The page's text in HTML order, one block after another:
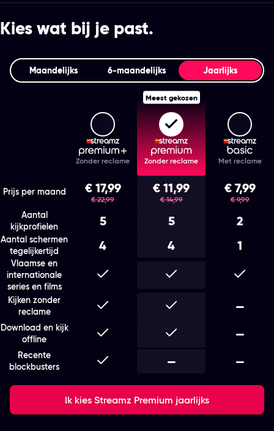
Kies wat bij je past.
Maandelijks 6‑maandelijks Jaarlijks
Kies het abonnement en de looptijd die bij je past
Streamz Premium+
Zonder reclame
Meest gekozen
Streamz Premium
Zonder reclame Met reclame
Prijs per maand € 17,99
was
€ 22,99
€ 11,99
was
€ 14,99
€ 7,99
was
€ 9,99
Aantal
kijkprofielen
5 5 2
Aantal schermen
tegelijkertijd
4 4 1
Vlaamse en
internationale
series en films
Inbegrepen Inbegrepen
Kijken zonder
reclame
Inbegrepen Inbegrepen Niet
—
Download en kijk
offline
Inbegrepen Inbegrepen Niet
—
Recente
blockbusters
Inbegrepen Niet inbegrepen
— Niet
—
Ik kies Streamz Premium jaarlijks